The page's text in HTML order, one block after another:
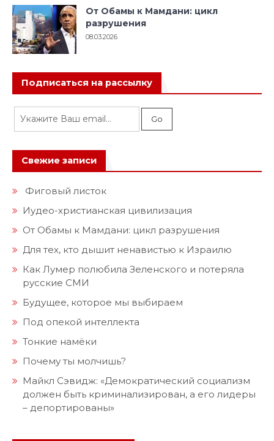
От Обамы к Мамдани: цикл
разрушения
08.03.2026
Подписаться на рассылку
Свежие записи
Фиговый листок
Иудео-христианская цивилизация
От Обамы к Мамдани: цикл разрушения
Для тех, кто дышит ненавистью к Израилю
Как Лумер полюбила Зеленского и потеряла
русские СМИ
Будущее, которое мы выбираем
Под опекой интеллекта
Тонкие намёки
Почему ты молчишь?
Майкл Сэвидж: «Демократический социализм
должен быть криминализирован, а его лидеры
– депортированы»